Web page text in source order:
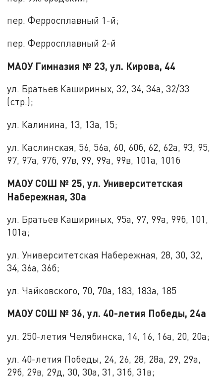
пер. Ферросплавный 1-й;
пер. Ферросплавный 2-й
МАОУ Гимназия № 23, ул. Кирова, 44
ул. Братьев Кашириных, 32, 34, 34а, 32/33
(стр.);
ул. Калинина, 13, 13а, 15;
ул. Каслинская, 56, 56а, 60, 60б, 62, 62а, 93, 95,
97, 97а, 97б, 97в, 99, 99а, 99в, 101а, 101б
МАОУ СОШ № 25, ул. Университетская
Набережная, 30а
ул. Братьев Кашириных, 95а, 97, 99а, 99б, 101,
101а;
ул. Университетская Набережная, 28, 30, 32,
34, 36а, 36б;
ул. Чайковского, 70, 70а, 183, 183а, 185
МАОУ СОШ № 36, ул. 40-летия Победы, 24а
ул. 250-летия Челябинска, 14, 16, 16а, 20, 20а;
ул. 40-летия Победы, 24, 26, 28, 28а, 29, 29а,
29б, 29в, 29д, 30, 30а, 31, 31б, 31в;